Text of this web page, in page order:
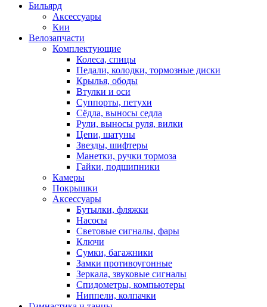
Бильярд
Аксессуары
Кии
Велозапчасти
Комплектующие
Колеса, спицы
Педали, колодки, тормозные диски
Крылья, ободы
Втулки и оси
Суппорты, петухи
Сёдла, выносы седла
Рули, выносы руля, вилки
Цепи, шатуны
Звезды, шифтеры
Манетки, ручки тормоза
Гайки, подшипники
Камеры
Покрышки
Аксессуары
Бутылки, фляжки
Насосы
Световые сигналы, фары
Ключи
Сумки, багажники
Замки противоугонные
Зеркала, звуковые сигналы
Спидометры, компьютеры
Ниппели, колпачки